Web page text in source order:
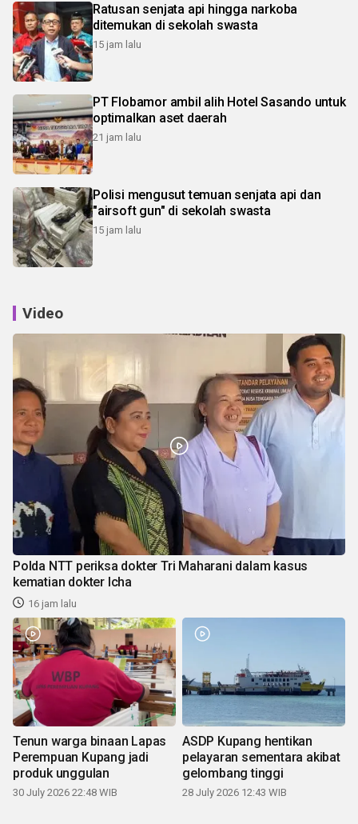
Ratusan senjata api hingga narkoba
ditemukan di sekolah swasta
15 jam lalu
PT Flobamor ambil alih Hotel Sasando untuk
optimalkan aset daerah
21 jam lalu
Polisi mengusut temuan senjata api dan
"airsoft gun" di sekolah swasta
15 jam lalu
Video
Polda NTT periksa dokter Tri Maharani dalam kasus
kematian dokter Icha
16 jam lalu
Tenun warga binaan Lapas
Perempuan Kupang jadi
produk unggulan
30 July 2026 22:48 WIB
ASDP Kupang hentikan
pelayaran sementara akibat
gelombang tinggi
28 July 2026 12:43 WIB